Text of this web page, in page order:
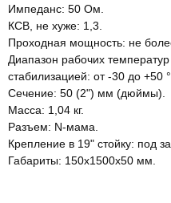
Импеданс: 50 Ом.
КСВ, не хуже: 1,3.
Проходная мощность: не
Диапазон рабочих
стабилизацией: от -30 до +50
Сечение: 50 (2") мм (дюймы).
Масса: 1,04 кг.
Разъем: N-мама.
Крепление в 19" стойку: под
Габариты: 150x1500x50 мм.